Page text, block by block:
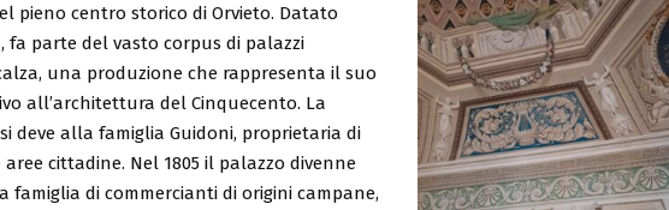
pieno centro storico di Orvieto. Datato
fa parte del vasto corpus di palazzi
una produzione che rappresenta il suo
all’architettura del Cinquecento. La
deve alla famiglia Guidoni, proprietaria di
cittadine. Nel 1805 il palazzo divenne
famiglia di commercianti di origini campane,